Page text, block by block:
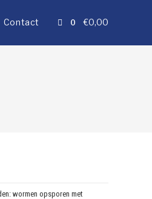
Contact 0 €0,00
wormen opsporen met